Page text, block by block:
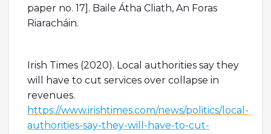
paper no. 17]. Baile Átha Cliath, An Foras
Riaracháin.
Irish Times (2020). Local authorities say they
will have to cut services over collapse in
revenues.
https://www.irishtimes.com/news/politics/local-
authorities-say-they-will-have-to-cut-